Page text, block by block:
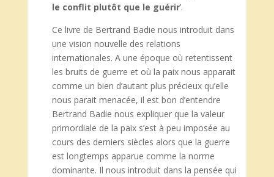
le conflit plutôt que le guérir’.
Ce livre de Bertrand Badie nous introduit dans
une vision nouvelle des relations
internationales. A une époque où retentissent
les bruits de guerre et où la paix nous apparait
comme un bien d’autant plus précieux qu’elle
nous parait menacée, il est bon d’entendre
Bertrand Badie nous expliquer que la valeur
primordiale de la paix s’est à peu imposée au
cours des derniers siècles alors que la guerre
est longtemps apparue comme la norme
dominante. Il nous introduit dans la pensée qui